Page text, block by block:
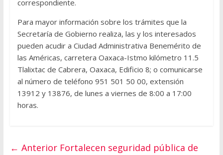
correspondiente.
Para mayor información sobre los trámites que la
Secretaría de Gobierno realiza, las y los interesados
pueden acudir a Ciudad Administrativa Benemérito de
las Américas, carretera Oaxaca-Istmo kilómetro 11.5
Tlalixtac de Cabrera, Oaxaca, Edificio 8; o comunicarse
al número de teléfono 951 501 50 00, extensión
13912 y 13876, de lunes a viernes de 8:00 a 17:00
horas.
← AnteriorFortalecen seguridad pública de